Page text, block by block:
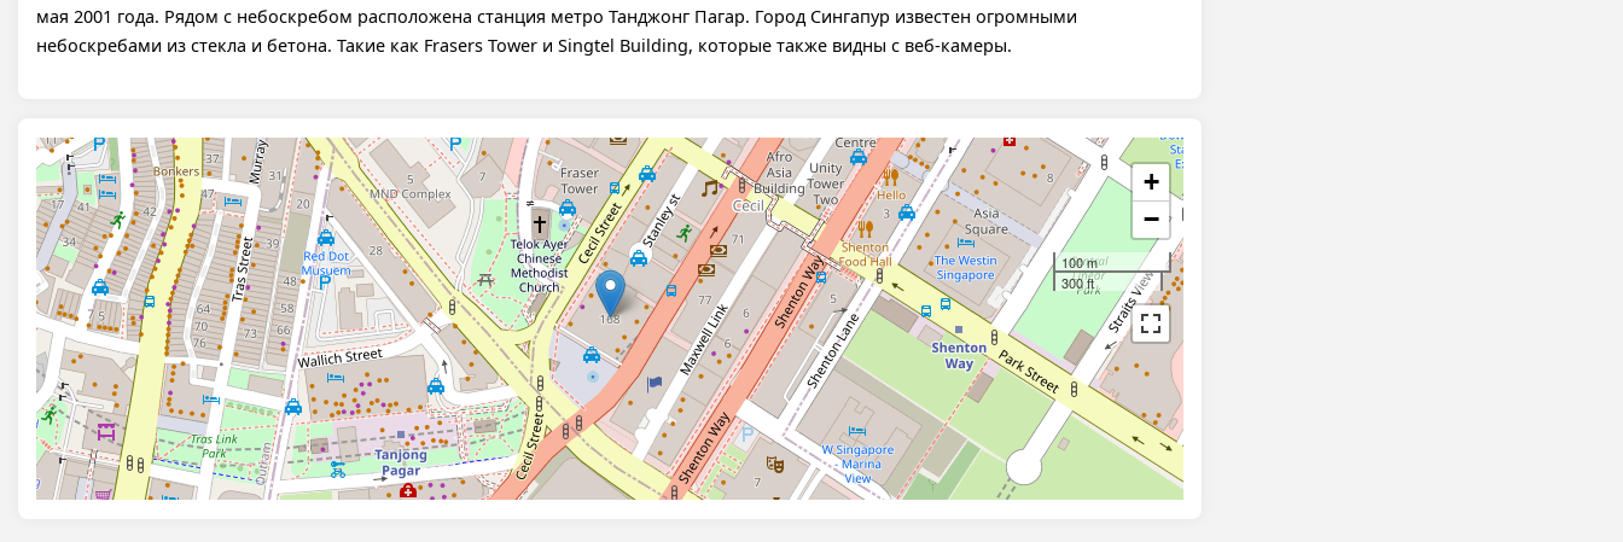
мая 2001 года. Рядом с небоскребом расположена станция метро Танджонг Пагар. Город Сингапур известен огромными
небоскребами из стекла и бетона. Такие как Frasers Tower и Singtel Building, которые также видны с веб-камеры.
+
−
100 m
300 ft